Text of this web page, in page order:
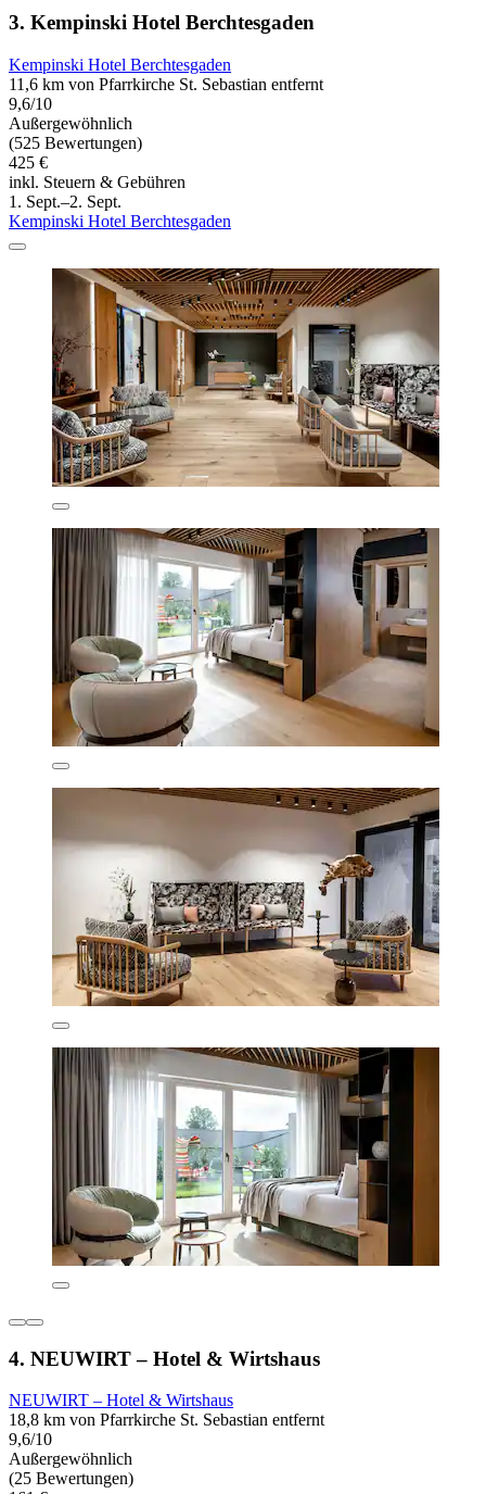
3. Kempinski Hotel Berchtesgaden
Kempinski Hotel Berchtesgaden
11,6 km von Pfarrkirche St. Sebastian entfernt
9,6/10
Außergewöhnlich
(525 Bewertungen)
425 €
inkl. Steuern & Gebühren
1. Sept.–2. Sept.
Kempinski Hotel Berchtesgaden
4. NEUWIRT – Hotel & Wirtshaus
NEUWIRT – Hotel & Wirtshaus
18,8 km von Pfarrkirche St. Sebastian entfernt
9,6/10
Außergewöhnlich
(25 Bewertungen)